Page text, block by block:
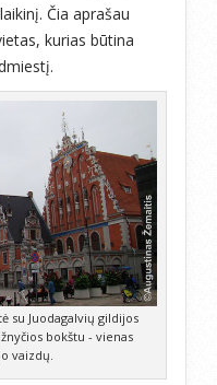
Čia aprašau
kurias būtina
su Juodagalvių gildijos
bokštu - vienas
vaizdų.